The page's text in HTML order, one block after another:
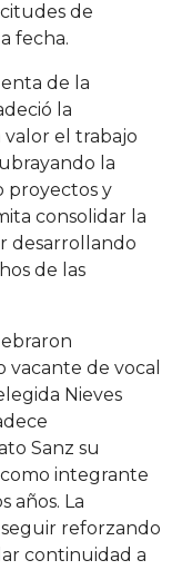
de
fecha.
de la
la
valor el trabajo
la
proyectos y
consolidar la
desarrollando
de las
vacante de vocal
Nieves
Sanz su
integrante
años. La
reforzando
continuidad a